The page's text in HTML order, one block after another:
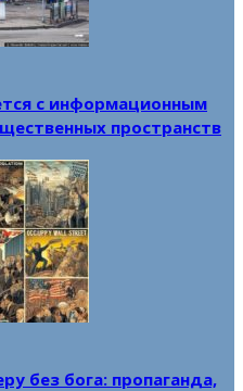
с информационным
пространств
без бога: пропаганда,